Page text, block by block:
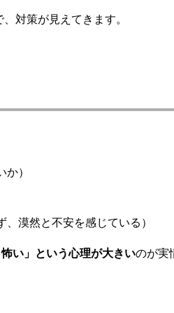
対策が見えてきます。
）
、漠然と不安を感じている）
怖い」という心理が大きいのが実